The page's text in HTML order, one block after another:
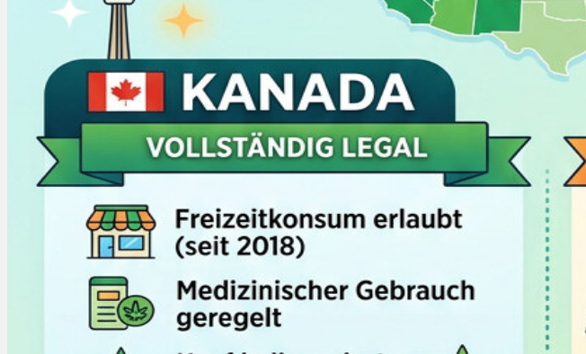
Services
Ärzte Service
Rezept Service
Apotheken Service
Lieferung
Cannabis Karte